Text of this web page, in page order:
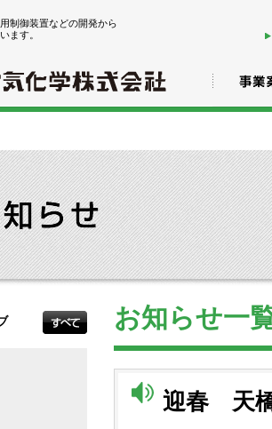
制御装置などの開発から
ます。
お知らせ一
迎春 天